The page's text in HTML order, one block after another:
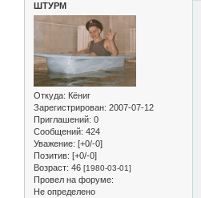
ШТУРМ
Откуда: Кёниг
Зарегистрирован: 2007-07-12
Приглашений: 0
Сообщений: 424
Уважение: [+0/-0]
Позитив: [+0/-0]
Возраст: 46 [1980-03-01]
Провел на форуме:
Не определено